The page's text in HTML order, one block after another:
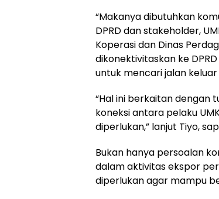
“Makanya dibutuhkan
DPRD dan stakeholder,
Koperasi dan Dinas
dikonektivitaskan ke
untuk mencari jalan keluar
“Hal ini berkaitan dengan
koneksi antara pelaku
diperlukan,” lanjut Tiyo,
Bukan hanya persoalan
dalam aktivitas ekspor
diperlukan agar mampu